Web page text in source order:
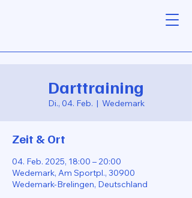
Darttraining
Di., 04. Feb.
  |
Wedemark
Zeit & Ort
04. Feb. 2025, 18:00 – 20:00
Wedemark, Am Sportpl., 30900
Wedemark-Brelingen, Deutschland